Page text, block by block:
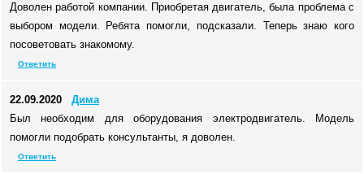
Доволен работой компании. Приобретая двигатель, была проблема с
выбором модели. Ребята помогли, подсказали. Теперь знаю кого
посоветовать знакомому.
Ответить
22.09.2020
Дима
Был необходим для оборудования электродвигатель. Модель
помогли подобрать консультанты, я доволен.
Ответить